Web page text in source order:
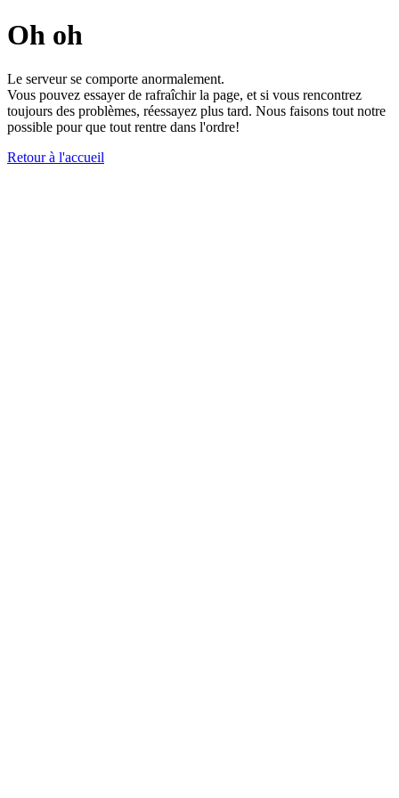
Oh oh
Le serveur se comporte anormalement.
Vous pouvez essayer de rafraîchir la page, et si vous rencontrez
toujours des problèmes, réessayez plus tard. Nous faisons tout notre
possible pour que tout rentre dans l'ordre!
Retour à l'accueil